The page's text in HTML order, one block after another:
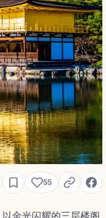
55
金光闪耀的三层楼阁